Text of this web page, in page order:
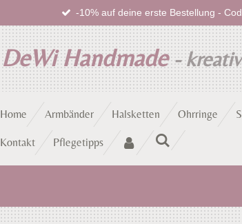
-10% auf deine erste Bestellung -
DeWi Handmade-
Home Armbänder Halsketten Ohrringe
Kontakt Pflegetipps